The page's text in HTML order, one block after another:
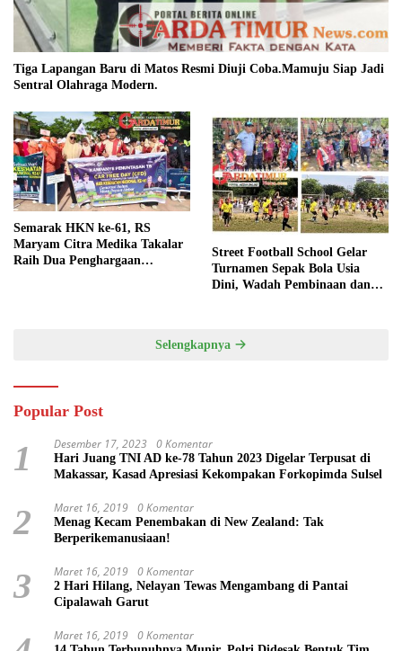
Tiga Lapangan Baru di Matos Resmi Diuji Coba.Mamuju Siap Jadi
Sentral Olahraga Modern.
Semarak HKN ke-61, RS
Maryam Citra Medika Takalar
Raih Dua Penghargaan
Street Football School Gelar
Turnamen Sepak Bola Usia
Dini, Wadah Pembinaan dan
Selengkapnya
Popular Post
1 Desember 17, 2023 0 Komentar
Hari Juang TNI AD ke-78 Tahun 2023 Digelar Terpusat di
Makassar, Kasad Apresiasi Kekompakan Forkopimda Sulsel
2 Maret 16, 2019 0 Komentar
Menag Kecam Penembakan di New Zealand: Tak
Berperikemanusiaan!
3 Maret 16, 2019 0 Komentar
2 Hari Hilang, Nelayan Tewas Mengambang di Pantai
Cipalawah Garut
Maret 16, 2019 0 Komentar